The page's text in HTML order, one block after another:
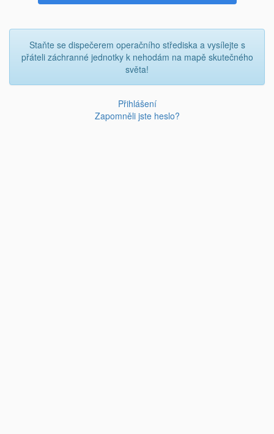
Staňte se dispečerem operačního střediska a vysílejte s
přáteli záchranné jednotky k nehodám na mapě skutečného
světa!
Přihlášení
Zapomněli jste heslo?